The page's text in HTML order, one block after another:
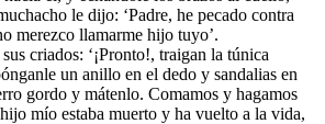
le dijo: ‘Padre, he pecado contra
merezco llamarme hijo tuyo’.
criados: ‘¡Pronto!, traigan la túnica
un anillo en el dedo y sandalias en
gordo y mátenlo. Comamos y hagamos
mío estaba muerto y ha vuelto a la vida,